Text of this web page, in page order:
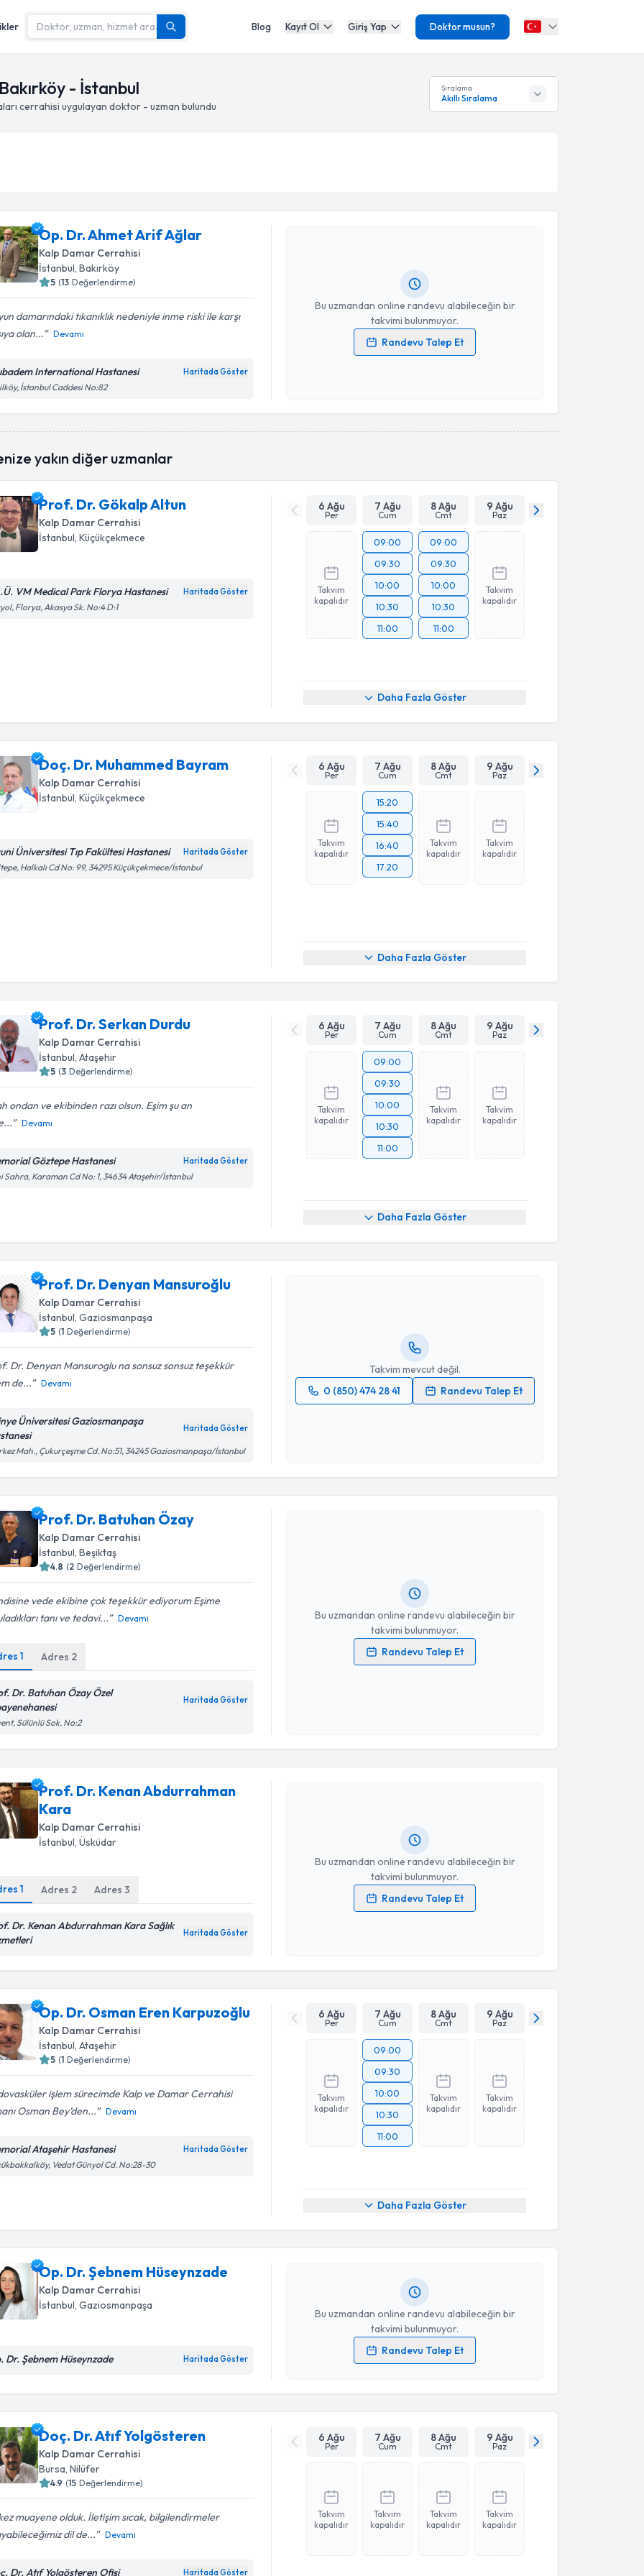
Blog Kayıt Ol Giriş Yap Doktor musun?
- İstanbul
cerrahisi uygulayan doktor - uzman bulundu
Sıralama
Akıllı Sıralama
Op. Dr. Ahmet Arif Ağlar
Kalp Damar Cerrahisi
İstanbul, Bakırköy
5 (13 Değerlendirme)
damarındaki tıkanıklık nedeniyle inme riski ile karşı
olan...
Devamı
International Hastanesi Haritada Göster
İstanbul Caddesi No:82
Bu uzmandan online randevu alabileceğin bir
takvimi bulunmuyor.
Randevu Talep Et
Op. Dr. Ahmet Arif Ağlar
Kişisel verilerimin işlenmesine ilişkinAydınlatma Metni
Takvim Talebini Gönder
yakın diğer uzmanlar
Prof. Dr. Gökalp Altun
Kalp Damar Cerrahisi
İstanbul, Küçükçekmece
VM Medical Park Florya Hastanesi Haritada Göster
Florya, Akasya Sk. No:4 D:1
6 Ağu
Per
7 Ağu
Cum
8 Ağu
Cmt
9 Ağu
Paz
Takvim
kapalıdır
09:00
09:30
10:00
10:30
11:00
09:00
09:30
10:00
10:30
11:00
Takvim
kapalıdır
Daha Fazla Göster
Doç. Dr. Muhammed Bayram
Kalp Damar Cerrahisi
İstanbul , Küçükçekmece
Üniversitesi Tıp Fakültesi Hastanesi Haritada Göster
Halkalı Cd No: 99, 34295 Küçükçekmece/İstanbul
6 Ağu
Per
7 Ağu
Cum
8 Ağu
Cmt
9 Ağu
Paz
Takvim
kapalıdır
15:20
15:40
16:40
17:20
Takvim
kapalıdır
Takvim
kapalıdır
Daha Fazla Göster
Prof. Dr. Serkan Durdu
Kalp Damar Cerrahisi
İstanbul, Ataşehir
5 (3 Değerlendirme)
ondan ve ekibinden razı olsun. Eşim şu an
Devamı
Göztepe Hastanesi Haritada Göster
Sahra, Karaman Cd No: 1, 34634 Ataşehir/İstanbul
6 Ağu
Per
7 Ağu
Cum
8 Ağu
Cmt
9 Ağu
Paz
Takvim
kapalıdır
09:00
09:30
10:00
10:30
11:00
Takvim
kapalıdır
Takvim
kapalıdır
Daha Fazla Göster
Prof. Dr. Denyan Mansuroğlu
Kalp Damar Cerrahisi
İstanbul , Gaziosmanpaşa
5 (1 Değerlendirme)
Dr. Denyan Mansuroglu na sonsuz sonsuz teşekkür
de...
Devamı
Üniversitesi Gaziosmanpaşa
Haritada Göster
Mah., Çukurçeşme Cd. No:51, 34245 Gaziosmanpaşa/İstanbul
Takvim mevcut değil.
0 (850) 474 28 41
Randevu Talep Et
Prof. Dr. Batuhan Özay
Kalp Damar Cerrahisi
İstanbul , Beşiktaş
4.8 (2 Değerlendirme)
vede ekibine çok teşekkür ediyorum Eşime
tanı ve tedavi...
Devamı
1 Adres 2
Dr. Batuhan Özay Özel
Haritada Göster
Sülünlü Sok. No:2
Bu uzmandan online randevu alabileceğin bir
takvimi bulunmuyor.
Randevu Talep Et
Kişisel verilerimin işlenmesine ilişkinAydınlatma Metni
Prof. Dr. Kenan Abdurrahman
Kara
Kalp Damar Cerrahisi
İstanbul , Üsküdar
1 Adres 2 Adres3
Dr. Kenan Abdurrahman Kara Sağlık
Haritada Göster
Bu uzmandan online randevu alabileceğin bir
takvimi bulunmuyor.
Randevu Talep Et
Randevu Takvimi Talebi
Prof. Dr. Kenan Abdurrahman Kara
Kişisel verilerimin işlenmesine ilişkinAydınlatma Metni
Takvim Talebini Gönder
Op. Dr. Osman Eren Karpuzoğlu
Kalp Damar Cerrahisi
İstanbul , Ataşehir
5 (1 Değerlendirme)
işlem sürecimde Kalp ve Damar Cerrahisi
Osman Bey’den...
Devamı
Ataşehir Hastanesi Haritada Göster
Vedat Günyol Cd. No:28-30
6 Ağu
Per
7 Ağu
Cum
8 Ağu
Cmt
9 Ağu
Paz
Takvim
kapalıdır
09:00
09:30
10:00
10:30
11:00
Takvim
kapalıdır
Takvim
kapalıdır
Daha Fazla Göster
Op. Dr. Şebnem Hüseynzade
Kalp Damar Cerrahisi
İstanbul, Gaziosmanpaşa
Dr. Şebnem Hüseynzade Haritada Göster
Bu uzmandan online randevu alabileceğin bir
takvimi bulunmuyor.
Randevu Talep Et
Randevu Takvimi Talebi
oluşturun. Size bu uzmandan randevu almanız için bir takvim
hazırlandığında e-posta ile bilgilendireceğiz.
Kişisel verilerimin işlenmesine ilişkinAydınlatma Metni
işlenmesini kabul ediyorum.
Takvim Talebini Gönder
Doç. Dr. Atıf Yolgösteren
Kalp Damar Cerrahisi
Bursa, Nilüfer
4.9 (15 Değerlendirme)
muayene olduk. İletişim sıcak, bilgilendirmeler
dil de...
Devamı
Dr. Atıf Yolgösteren Ofisi Haritada Göster
6 Ağu
Per
7 Ağu
Cum
8 Ağu
Cmt
9 Ağu
Paz
Takvim
kapalıdır
Takvim
kapalıdır
Takvim
kapalıdır
Takvim
kapalıdır